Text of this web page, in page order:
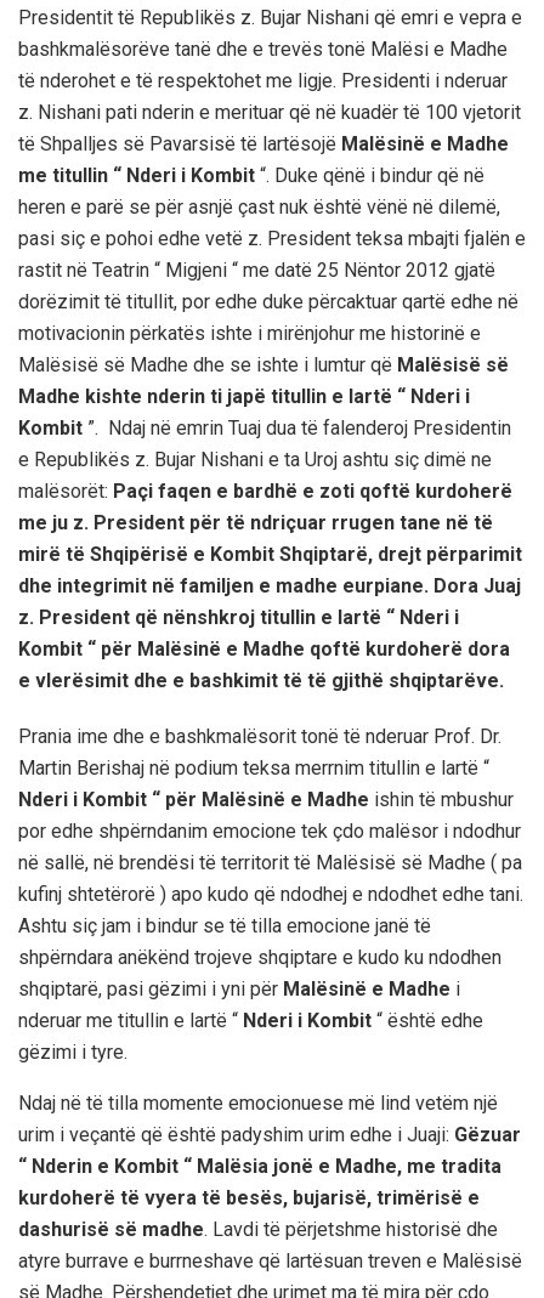
Presidentit të Republikës z. Bujar Nishani që emri e vepra e
bashkmalësorëve tanë dhe e trevës tonë Malësi e Madhe
të nderohet e të respektohet me ligje. Presidenti i nderuar
z. Nishani pati nderin e merituar që në kuadër të 100 vjetorit
të Shpalljes së Pavarsisë të lartësojë Malësinë e Madhe
me titullin “ Nderi i Kombit “. Duke qënë i bindur që në
heren e parë se për asnjë çast nuk është vënë në dilemë,
pasi siç e pohoi edhe vetë z. President teksa mbajti fjalën e
rastit në Teatrin “ Migjeni “ me datë 25 Nëntor 2012 gjatë
dorëzimit të titullit, por edhe duke përcaktuar qartë edhe në
motivacionin përkatës ishte i mirënjohur me historinë e
Malësisë së Madhe dhe se ishte i lumtur që Malësisë së
Madhe kishte nderin ti japë titullin e lartë “ Nderi i
Kombit ”. Ndaj në emrin Tuaj dua të falenderoj Presidentin
e Republikës z. Bujar Nishani e ta Uroj ashtu siç dimë ne
malësorët: Paçi faqen e bardhë e zoti qoftë kurdoherë
me ju z. President për të ndriçuar rrugen tane në të
mirë të Shqipërisë e Kombit Shqiptarë, drejt përparimit
dhe integrimit në familjen e madhe eurpiane. Dora Juaj
z. President që nënshkroj titullin e lartë “ Nderi i
Kombit “ për Malësinë e Madhe qoftë kurdoherë dora
e vlerësimit dhe e bashkimit të të gjithë shqiptarëve.
Prania ime dhe e bashkmalësorit tonë të nderuar Prof. Dr.
Martin Berishaj në podium teksa merrnim titullin e lartë “
Nderi i Kombit “ për Malësinë e Madhe ishin të mbushur
por edhe shpërndanim emocione tek çdo malësor i ndodhur
në sallë, në brendësi të territorit të Malësisë së Madhe ( pa
kufinj shtetërorë ) apo kudo që ndodhej e ndodhet edhe tani.
Ashtu siç jam i bindur se të tilla emocione janë të
shpërndara anëkënd trojeve shqiptare e kudo ku ndodhen
shqiptarë, pasi gëzimi i yni për Malësinë e Madhe i
nderuar me titullin e lartë “ Nderi i Kombit “ është edhe
gëzimi i tyre.
Ndaj në të tilla momente emocionuese më lind vetëm një
urim i veçantë që është padyshim urim edhe i Juaji: Gëzuar
“ Nderin e Kombit “ Malësia jonë e Madhe, me tradita
kurdoherë të vyera të besës, bujarisë, trimërisë e
dashurisë së madhe. Lavdi të përjetshme historisë dhe
atyre burrave e burrneshave që lartësuan treven e Malësisë
së Madhe. Përshendetjet dhe urimet ma të mira për çdo